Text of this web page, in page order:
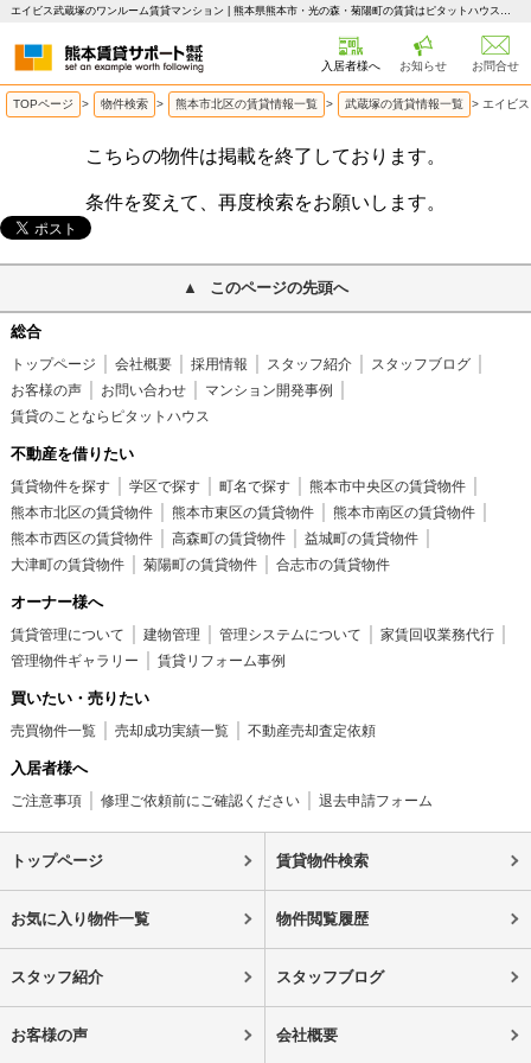
エイビス武蔵塚のワンルーム賃貸マンション | 熊本県熊本市・光の森・菊陽町の賃貸はピタットハウス 熊本賃貸サポート
入居者様へ お知らせ お問合せ
TOPページ > 物件検索 > 熊本市北区の賃貸情報一覧 > 武蔵塚の賃貸情報一覧 > エイビ
こちらの物件は掲載を終了しております。
条件を変えて、再度検索をお願いします。
このページの先頭へ
総合
トップページ 会社概要 採用情報 スタッフ紹介
スタッフブログ
お客様の声
お問い合わせ
マンション開発事例
賃貸のことならピタットハウス
不動産を借りたい
賃貸物件を探す 学区で探す 町名で探す
熊本市中央区の賃貸物件
熊本市北区の賃貸物件
熊本市東区の賃貸物件
熊本市南区の賃貸物件
熊本市西区の賃貸物件
高森町の賃貸物件
益城町の賃貸物件
大津町の賃貸物件
菊陽町の賃貸物件 合志市の賃貸物件
オーナー様へ
賃貸管理について 建物管理 管理システムについて
家賃回収業務代行
管理物件ギャラリー
賃貸リフォーム事例
買いたい・売りたい
売買物件一覧 売却成功実績一覧 不動産売却査定依頼
入居者様へ
ご注意事項 修理ご依頼前にご確認ください 退去申請フォーム
トップページ 賃貸物件検索
お気に入り物件一覧 物件閲覧履歴
スタッフ紹介 スタッフブログ
お客様の声 会社概要